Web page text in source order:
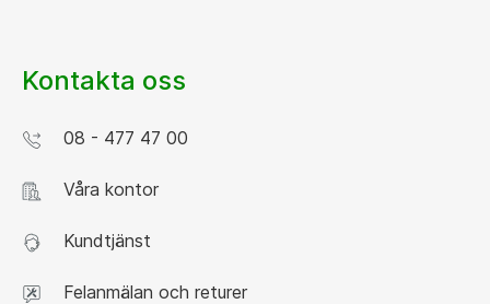
Kontakta oss
08 - 477 47 00
Våra kontor
Kundtjänst
Felanmälan och returer